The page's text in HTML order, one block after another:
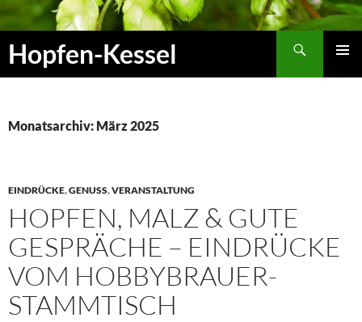
Zum
Inhalt
springen
Hopfen-Kessel
Monatsarchiv: März 2025
EINDRÜCKE,GENUSS,VERANSTALTUNG
HOPFEN, MALZ & GUTE
GESPRÄCHE – EINDRÜCKE
VOM HOBBYBRAUER-
STAMMTISCH